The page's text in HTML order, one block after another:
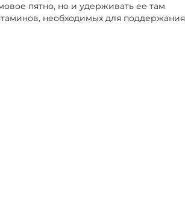
пятно, но и удерживать ее там
необходимых для поддержания